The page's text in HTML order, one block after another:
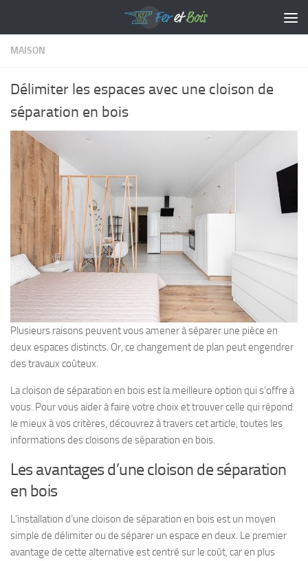
MAISON
Délimiter les espaces avec une cloison de
séparation en bois
Plusieurs raisons peuvent vous amener à séparer une pièce en
deux espaces distincts. Or, ce changement de plan peut engendrer
des travaux coûteux.
La cloison de séparation en bois est la meilleure option qui s’offre à
vous. Pour vous aider à faire votre choix et trouver celle qui répond
le mieux à vos critères, découvrez à travers cet article, toutes les
informations des cloisons de séparation en bois.
Les avantages d’une cloison de séparation
en bois
L’installation d’une cloison de séparation en bois est un moyen
simple de délimiter ou de séparer un espace en deux. Le premier
avantage de cette alternative est centré sur le coût, car en plus